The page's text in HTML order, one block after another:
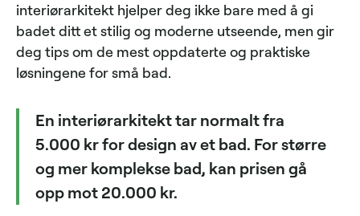
interiørarkitekt hjelper deg ikke bare med å gi
badet ditt et stilig og moderne utseende, men gir
deg tips om de mest oppdaterte og praktiske
løsningene for små bad.
En interiørarkitekt tar normalt fra
5.000 kr for design av et bad. For større
og mer komplekse bad, kan prisen gå
opp mot 20.000 kr.